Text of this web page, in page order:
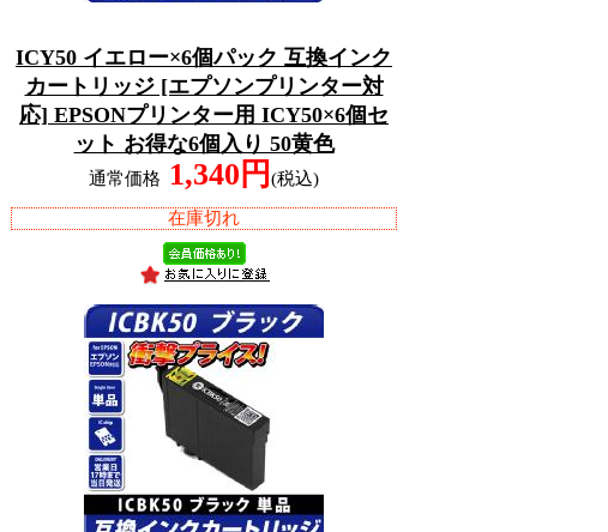
ICY50 イエロー×6個パック 互換インク
カートリッジ [エプソンプリンター対
応] EPSONプリンター用 ICY50×6個セ
ット お得な6個入り 50黄色
通常価格 1,340円(税込)
在庫切れ